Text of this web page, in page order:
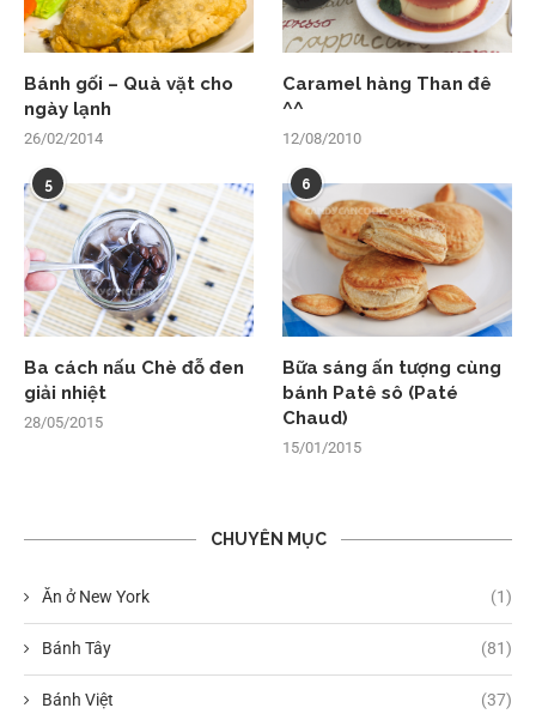
Bánh gối – Quà vặt cho
ngày lạnh
26/02/2014
Caramel hàng Than đê
^^
12/08/2010
5
Ba cách nấu Chè đỗ đen
giải nhiệt
28/05/2015
6
Bữa sáng ấn tượng cùng
bánh Patê sô (Paté
Chaud)
15/01/2015
CHUYÊN MỤC
Ăn ở New York (1)
Bánh Tây (81)
Bánh Việt (37)